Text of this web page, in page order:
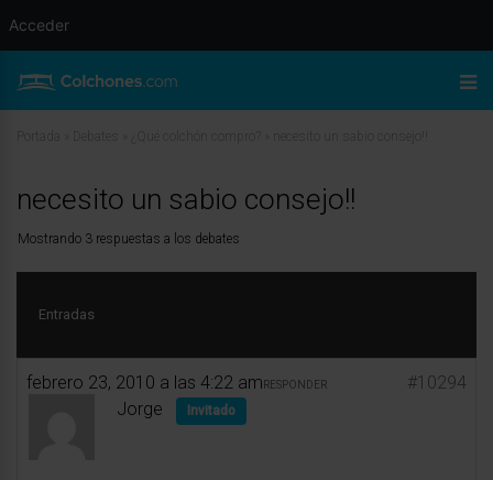
necesito un sabio consejo!!
Mostrando 3 respuestas a los debates
Entradas
febrero 23, 2010 a las 4:22 am #10294
RESPONDER
Jorge Invitado
Acceder